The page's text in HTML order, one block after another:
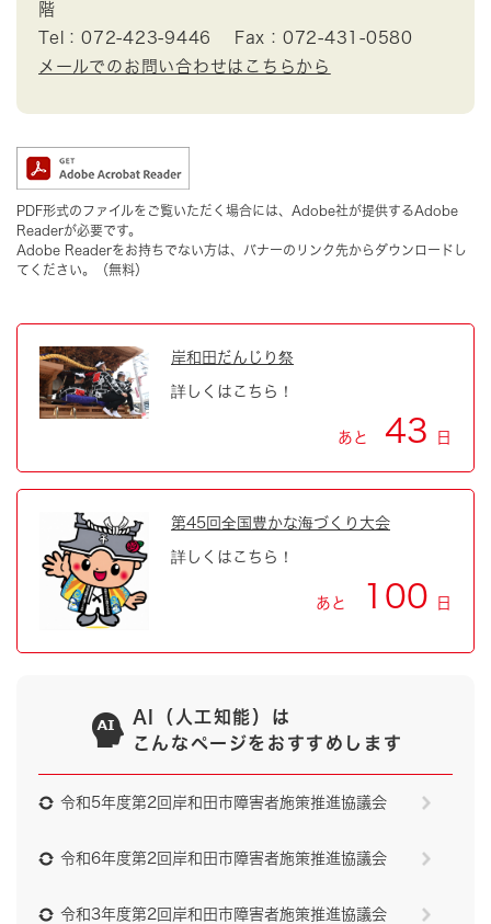
階
Tel：072-423-9446
Fax：072-431-0580
メールでのお問い合わせはこちらから
PDF形式のファイルをご覧いただく場合には、Adobe社が提供するAdobe
Readerが必要です。
Adobe Readerをお持ちでない方は、バナーのリンク先からダウンロードし
てください。（無料）
岸和田だんじり祭
詳しくはこちら！
あと 43 日
第45回全国豊かな海づくり大会
詳しくはこちら！
あと 100 日
AI（人工知能）は
こんなページをおすすめします
令和5年度第2回岸和田市障害者施策推進協議会
令和6年度第2回岸和田市障害者施策推進協議会
令和3年度第2回岸和田市障害者施策推進協議会